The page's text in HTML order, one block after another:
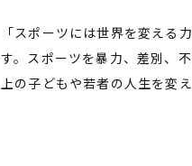
「スポーツには世界を変え
す。スポーツを暴力、差別、
上の子どもや若者の人生を変え